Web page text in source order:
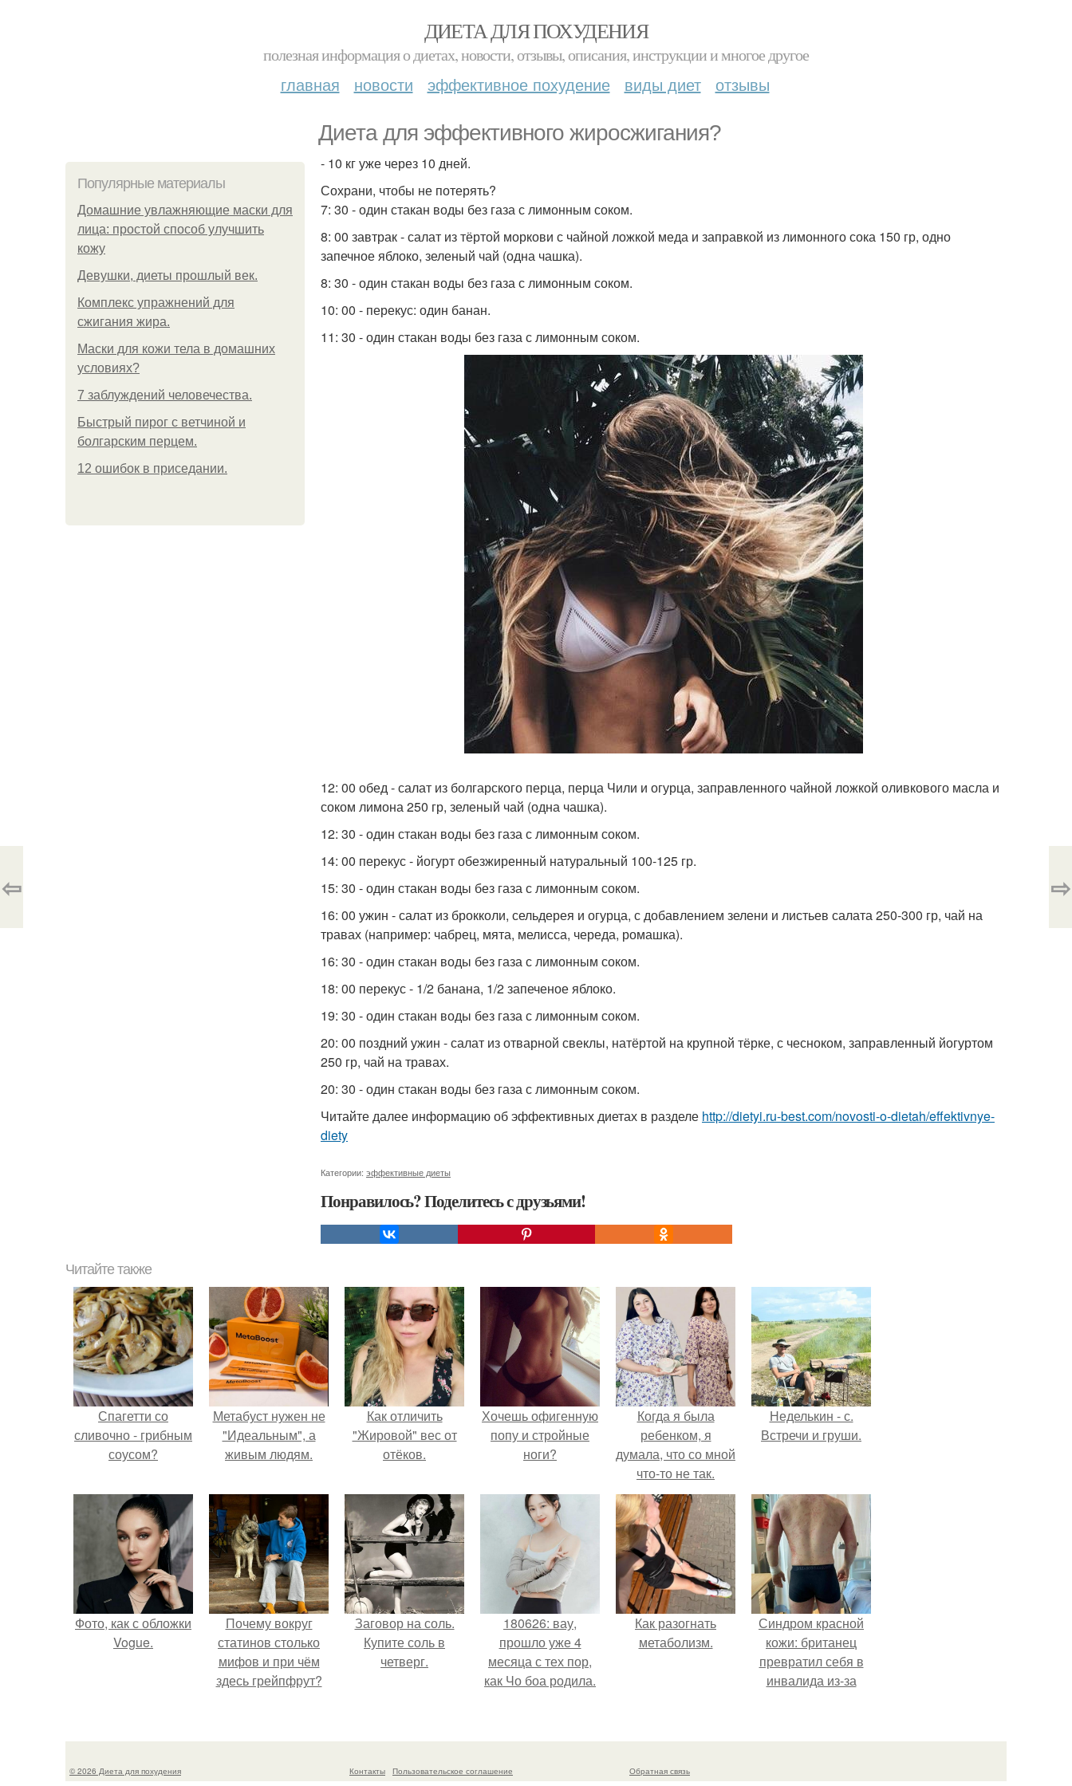
ДИЕТА ДЛЯ ПОХУДЕНИЯ
полезная информация о диетах, новости, отзывы, описания, инструкции и многое другое
главная новости эффективное похудение виды диет отзывы
Диета для эффективного жиросжигания?
Популярные материалы
Домашние увлажняющие маски для
лица: простой способ улучшить
кожу
Девушки, диеты прошлый век.
Комплекс упражнений для
сжигания жира.
Маски для кожи тела в домашних
условиях?
7 заблуждений человечества.
Быстрый пирог с ветчиной и
болгарским перцем.
12 ошибок в приседании.
- 10 кг уже через 10 дней.
Сохрани, чтобы не потерять?
7: 30 - один стакан воды без газа с лимонным соком.
8: 00 завтрак - салат из тёртой моркови с чайной ложкой меда и заправкой из лимонного сока 150 гр, одно
запечное яблоко, зеленый чай (одна чашка).
8: 30 - один стакан воды без газа с лимонным соком.
10: 00 - перекус: один банан.
11: 30 - один стакан воды без газа с лимонным соком.
12: 00 обед - салат из болгарского перца, перца Чили и огурца, заправленного чайной ложкой оливкового масла и
соком лимона 250 гр, зеленый чай (одна чашка).
12: 30 - один стакан воды без газа с лимонным соком.
14: 00 перекус - йогурт обезжиренный натуральный 100-125 гр.
15: 30 - один стакан воды без газа с лимонным соком.
16: 00 ужин - салат из брокколи, сельдерея и огурца, с добавлением зелени и листьев салата 250-300 гр, чай на
травах (например: чабрец, мята, мелисса, череда, ромашка).
16: 30 - один стакан воды без газа с лимонным соком.
18: 00 перекус - 1/2 банана, 1/2 запеченое яблоко.
19: 30 - один стакан воды без газа с лимонным соком.
20: 00 поздний ужин - салат из отварной свеклы, натёртой на крупной тёрке, с чесноком, заправленный йогуртом
250 гр, чай на травах.
20: 30 - один стакан воды без газа с лимонным соком.
Читайте далее информацию об эффективных диетах в разделе http://dietyi.ru-best.com/novosti-o-dietah/effektivnye-
diety
Категории: эффективные диеты
Понравилось? Поделитесь с друзьями!
⇦ ⇨
Читайте также
Спагетти со
сливочно - грибным
соусом?
Метабуст нужен не
"Идеальным", а
живым людям.
Как отличить
"Жировой" вес от
отёков.
Хочешь офигенную
попу и стройные
ноги?
Когда я была
ребенком, я
думала, что со мной
что-то не так.
Неделькин - с.
Встречи и груши.
Фото, как с обложки
Vogue.
Почему вокруг
статинов столько
мифов и при чём
здесь грейпфрут?
Заговор на соль.
Купите соль в
четверг.
180626: вау,
прошло уже 4
месяца с тех пор,
как Чо боа родила.
Как разогнать
метаболизм.
Синдром красной
кожи: британец
превратил себя в
инвалида из-за
мази.
© 2026 Диета для похудения Контакты
Пользовательское соглашение
Обратная связь